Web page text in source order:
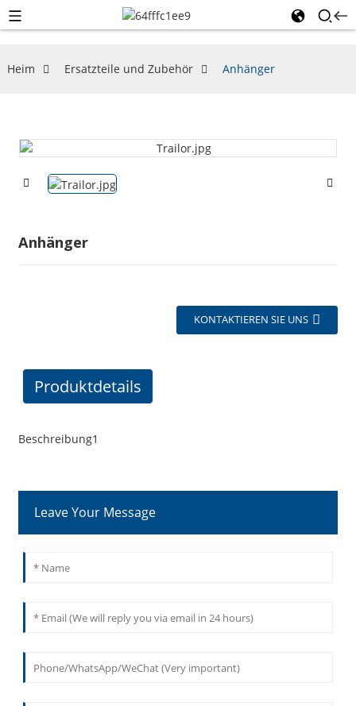
Heim Ersatzteile und Zubehör Anhänger
Anhänger
KONTAKTIEREN SIE UNS
Produktdetails
Beschreibung1
Leave Your Message